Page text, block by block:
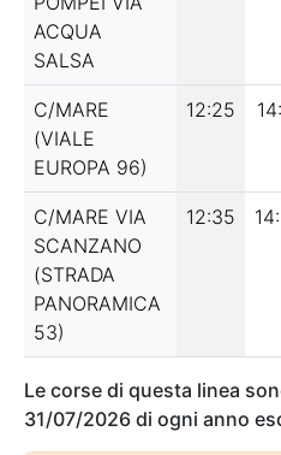
ACQUA
SALSA
C/MARE
(VIALE
EUROPA 96)
12:25
C/MARE VIA
SCANZANO
(STRADA
PANORAMICA
53)
12:35
Le corse di questa linea
31/07/2026 di ogni anno